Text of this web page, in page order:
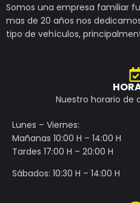
Somos una empresa familiar
mas de 20 años nos
tipo de vehículos,
Nuestro horario de
Lunes – Viernes:
Mañanas 10:00 H – 14:00 H
Tardes 17:00 H – 20:00 H
Sábados: 10:30 H – 14:00 H